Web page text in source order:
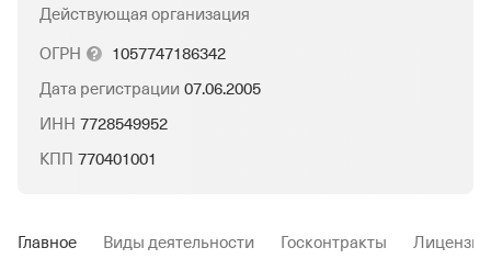
Действующая организация
ОГРН
1057747186342
Дата регистрации 07.06.2005
ИНН 7728549952
КПП 770401001
Главное Виды деятельности Госконтракты Лицензии